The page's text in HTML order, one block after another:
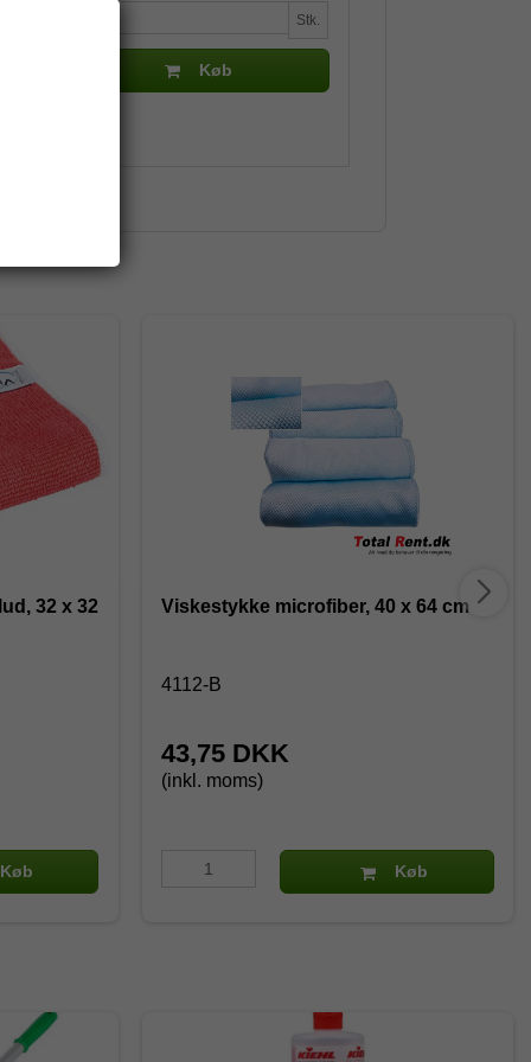
Stk.
Køb
32 x 32
Køb
Viskestykke microfiber, 40 x 64 cm
4112-B
43,75 DKK
(inkl. moms)
Køb